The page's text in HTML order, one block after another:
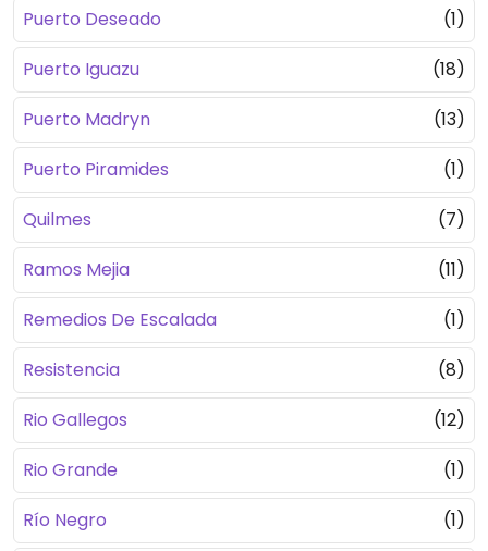
Puerto Deseado
(1)
Puerto Iguazu
(18)
Puerto Madryn
(13)
Puerto Piramides
(1)
Quilmes
(7)
Ramos Mejia
(11)
Remedios De Escalada
(1)
Resistencia
(8)
Rio Gallegos
(12)
Rio Grande
(1)
Río Negro
(1)